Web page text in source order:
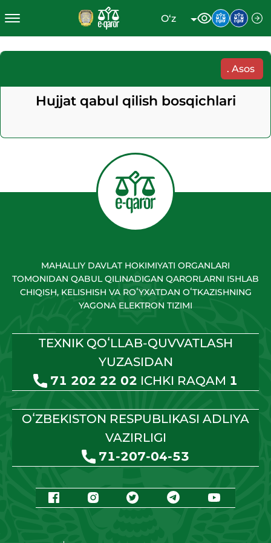
O‘z
. Asos
Hujjat qabul qilish bosqichlari
MAHALLIY DAVLAT HOKIMIYATI ORGANLARI
TOMONIDAN QABUL QILINADIGAN QARORLARNI ISHLAB
CHIQISH, KELISHISH VA ROʻYXATDAN OʻTKAZISHNING
YAGONA ELEKTRON TIZIMI
TEXNIK QOʻLLAB-QUVVATLASH
YUZASIDAN
71 202 22 02 ICHKI RAQAM 1
OʻZBEKISTON RESPUBLIKASI ADLIYA
VAZIRLIGI
71-207-04-53